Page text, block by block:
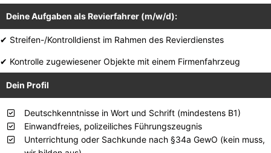
Deine Aufgaben als Revierfahrer (m/w/d):
✔ Streifen-/Kontrolldienst im Rahmen des Revierdienstes
✔ Kontrolle zugewiesener Objekte mit einem Firmenfahrzeug
Dein Profil
Deutschkenntnisse in Wort und Schrift (mindestens B1)
Einwandfreies, polizeiliches Führungszeugnis
Unterrichtung oder Sachkunde nach §34a GewO (kein muss,